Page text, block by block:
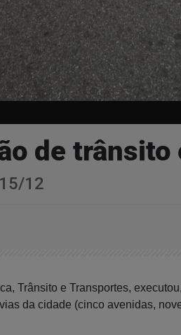
de trânsito
12
Trânsito e Transportes,
da cidade (cinco avenidas,